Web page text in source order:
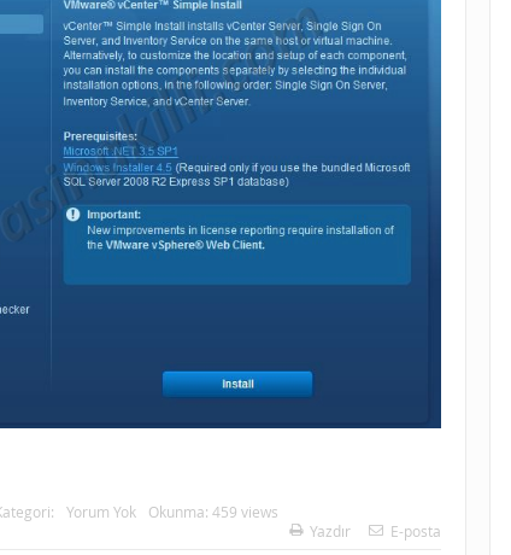
Yorum Yok
Okunma: 459 views
Yazdır
E-posta